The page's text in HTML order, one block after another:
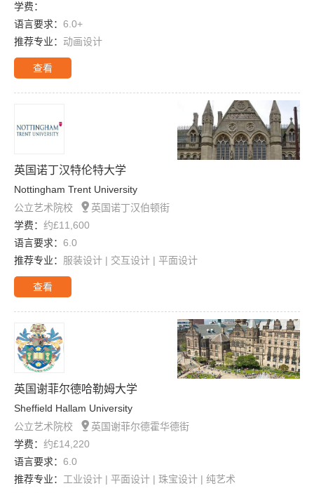
学费：
语言要求： 6.0+
推荐专业： 动画设计
查看
英国诺丁汉特伦特大学
Nottingham Trent University
公立艺术院校
 英国诺丁汉伯顿街
学费： 约£11,600
语言要求： 6.0
推荐专业： 服装设计 | 交互设计 | 平面设计
查看
英国谢菲尔德哈勒姆大学
Sheffield Hallam University
公立艺术院校
 英国谢菲尔德霍华德街
学费： 约£14,220
语言要求： 6.0
推荐专业： 工业设计 | 平面设计 | 珠宝设计 | 纯艺术